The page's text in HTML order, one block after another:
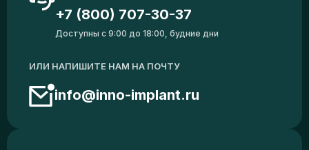
+7 (800) 707-30-37
Доступны с 9:00 до 18:00, будние дни
ИЛИ НАПИШИТЕ НАМ НА ПОЧТУ
info@inno-implant.ru